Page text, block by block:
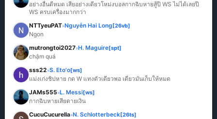
อย่างอื่นดีหมด เสียอย่างเดียวโหม่งบอลกากฉิบหายสู้ปี WS ไม่ได้เลยปี
WS ครบเครื่องมากกว่า
NTTyeuPAT»Nguyễn Hai Long[26vb]
Ngon
mutrongtoi2027»H. Maguire[spt]
chậm quá
sss22»S. Eto'o[ws]
แม่งเก่งชิปหาย กด W แทงตัวเดียวพอ เดี๋ยวมันเก็บให้หมด
JAMs555»L. Messi[ws]
กากฉิบหายเสียดายเงิน
CucuCucurella»N. Schlotterbeck[26ts]